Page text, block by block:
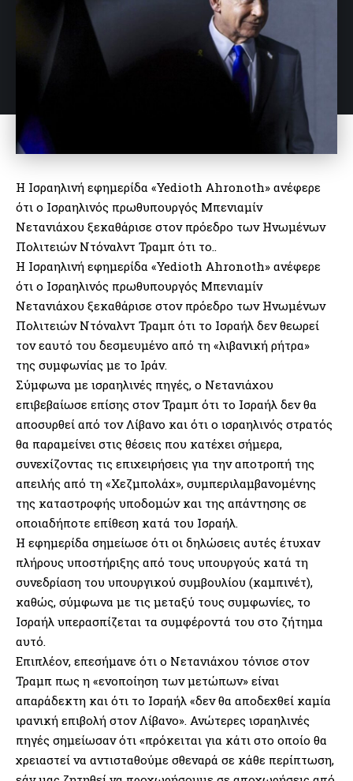
Η Ισραηλινή εφημερίδα «Yedioth Ahronoth» ανέφερε
ότι ο Ισραηλινός πρωθυπουργός Μπενιαμίν
Νετανιάχου ξεκαθάρισε στον πρόεδρο των Ηνωμένων
Πολιτειών Ντόναλντ Τραμπ ότι το..
Η Ισραηλινή εφημερίδα «Yedioth Ahronoth» ανέφερε
ότι ο Ισραηλινός πρωθυπουργός Μπενιαμίν
Νετανιάχου ξεκαθάρισε στον πρόεδρο των Ηνωμένων
Πολιτειών Ντόναλντ Τραμπ ότι το Ισραήλ δεν θεωρεί
τον εαυτό του δεσμευμένο από τη «λιβανική ρήτρα»
της συμφωνίας με το Ιράν.
Σύμφωνα με ισραηλινές πηγές, ο Νετανιάχου
επιβεβαίωσε επίσης στον Τραμπ ότι το Ισραήλ δεν θα
αποσυρθεί από τον Λίβανο και ότι ο ισραηλινός στρατός
θα παραμείνει στις θέσεις που κατέχει σήμερα,
συνεχίζοντας τις επιχειρήσεις για την αποτροπή της
απειλής από τη «Χεζμπολάχ», συμπεριλαμβανομένης
της καταστροφής υποδομών και της απάντησης σε
οποιαδήποτε επίθεση κατά του Ισραήλ.
Η εφημερίδα σημείωσε ότι οι δηλώσεις αυτές έτυχαν
πλήρους υποστήριξης από τους υπουργούς κατά τη
συνεδρίαση του υπουργικού συμβουλίου (καμπινέτ),
καθώς, σύμφωνα με τις μεταξύ τους συμφωνίες, το
Ισραήλ υπερασπίζεται τα συμφέροντά του στο ζήτημα
αυτό.
Επιπλέον, επεσήμανε ότι ο Νετανιάχου τόνισε στον
Τραμπ πως η «ενοποίηση των μετώπων» είναι
απαράδεκτη και ότι το Ισραήλ «δεν θα αποδεχθεί καμία
ιρανική επιβολή στον Λίβανο». Ανώτερες ισραηλινές
πηγές σημείωσαν ότι «πρόκειται για κάτι στο οποίο θα
χρειαστεί να αντισταθούμε σθεναρά σε κάθε περίπτωση,